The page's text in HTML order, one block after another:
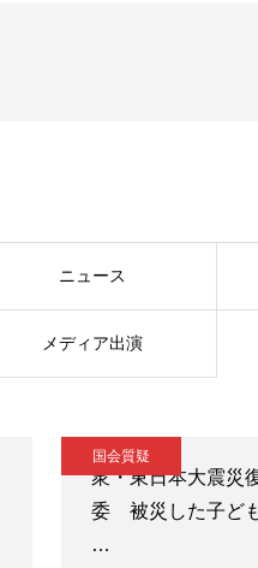
ニュース
メディア出演
国会質疑
衆・東日本大震災
委 被災した子ど
…